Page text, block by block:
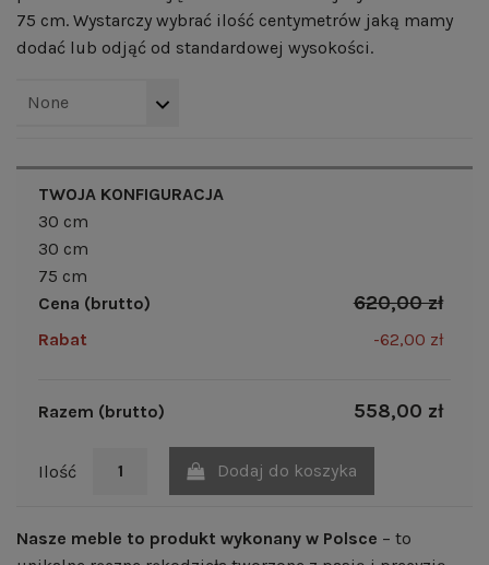
75 cm. Wystarczy wybrać ilość centymetrów jaką mamy
dodać lub odjąć od standardowej wysokości.
None
TWOJA KONFIGURACJA
30 cm
30 cm
75 cm
Cena (brutto)
620,00 zł
Rabat -62,00 zł
Razem (brutto) 558,00 zł
Ilość Dodaj do koszyka
Nasze meble to produkt wykonany w Polsce – to